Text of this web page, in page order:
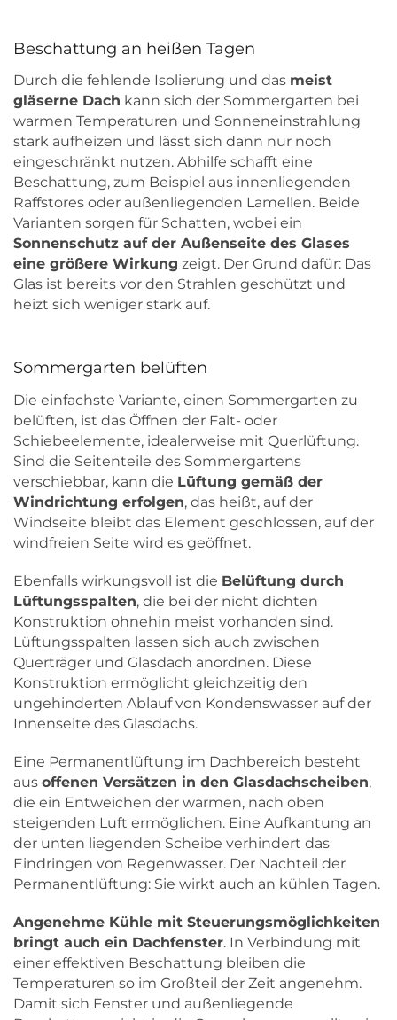
Beschattung an heißen Tagen
Durch die fehlende Isolierung und das meist
gläserne Dach kann sich der Sommergarten bei
warmen Temperaturen und Sonneneinstrahlung
stark aufheizen und lässt sich dann nur noch
eingeschränkt nutzen. Abhilfe schafft eine
Beschattung, zum Beispiel aus innenliegenden
Raffstores oder außenliegenden Lamellen. Beide
Varianten sorgen für Schatten, wobei ein
Sonnenschutz auf der Außenseite des Glases
eine größere Wirkung zeigt. Der Grund dafür: Das
Glas ist bereits vor den Strahlen geschützt und
heizt sich weniger stark auf.
Sommergarten belüften
Die einfachste Variante, einen Sommergarten zu
belüften, ist das Öffnen der Falt- oder
Schiebeelemente, idealerweise mit Querlüftung.
Sind die Seitenteile des Sommergartens
verschiebbar, kann die Lüftung gemäß der
Windrichtung erfolgen, das heißt, auf der
Windseite bleibt das Element geschlossen, auf der
windfreien Seite wird es geöffnet.
Ebenfalls wirkungsvoll ist die Belüftung durch
Lüftungsspalten, die bei der nicht dichten
Konstruktion ohnehin meist vorhanden sind.
Lüftungsspalten lassen sich auch zwischen
Querträger und Glasdach anordnen. Diese
Konstruktion ermöglicht gleichzeitig den
ungehinderten Ablauf von Kondenswasser auf der
Innenseite des Glasdachs.
Eine Permanentlüftung im Dachbereich besteht
aus offenen Versätzen in den Glasdachscheiben,
die ein Entweichen der warmen, nach oben
steigenden Luft ermöglichen. Eine Aufkantung an
der unten liegenden Scheibe verhindert das
Eindringen von Regenwasser. Der Nachteil der
Permanentlüftung: Sie wirkt auch an kühlen Tagen.
Angenehme Kühle mit Steuerungsmöglichkeiten
bringt auch ein Dachfenster. In Verbindung mit
einer effektiven Beschattung bleiben die
Temperaturen so im Großteil der Zeit angenehm.
Damit sich Fenster und außenliegende